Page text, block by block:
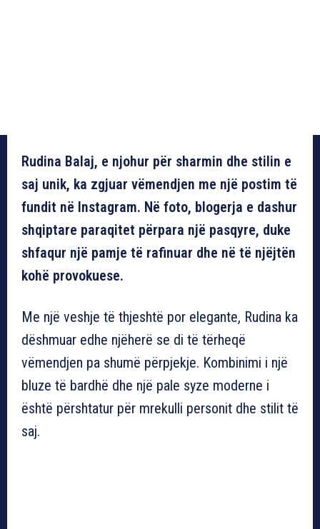
Rudina Balaj, e njohur për sharmin dhe stilin e
saj unik, ka zgjuar vëmendjen me një postim të
fundit në Instagram. Në foto, blogerja e dashur
shqiptare paraqitet përpara një pasqyre, duke
shfaqur një pamje të rafinuar dhe në të njëjtën
kohë provokuese.
Me një veshje të thjeshtë por elegante, Rudina ka
dëshmuar edhe njëherë se di të tërheqë
vëmendjen pa shumë përpjekje. Kombinimi i një
bluze të bardhë dhe një pale syze moderne i
është përshtatur për mrekulli personit dhe stilit të
saj.